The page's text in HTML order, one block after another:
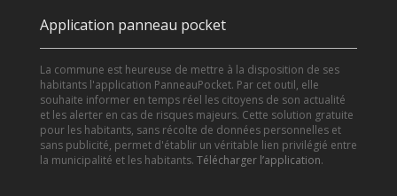
Application panneau pocket
La commune est heureuse de mettre à la disposition de ses
habitants l'application PanneauPocket. Par cet outil, elle
souhaite informer en temps réel les citoyens de son actualité
et les alerter en cas de risques majeurs. Cette solution gratuite
pour les habitants, sans récolte de données personnelles et
sans publicité, permet d'établir un véritable lien privilégié entre
la municipalité et les habitants. Télécharger l’application.